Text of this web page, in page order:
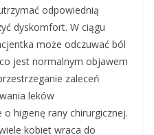
odpowiednią
dyskomfort. W ciągu
może odczuwać ból
jest normalnym objawem
zaleceń
leków
higienę rany chirurgicznej.
kobiet wraca do